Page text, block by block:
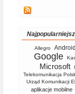
Allegro Android
Google
Microsoft
Telekomunikacja
Urząd Komunikacji
aplikacje mobilne